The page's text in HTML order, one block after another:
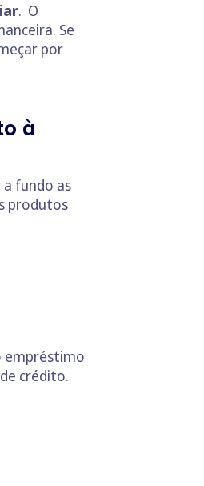
. O
Se
por
à
fundo as
produtos
empréstimo
crédito.